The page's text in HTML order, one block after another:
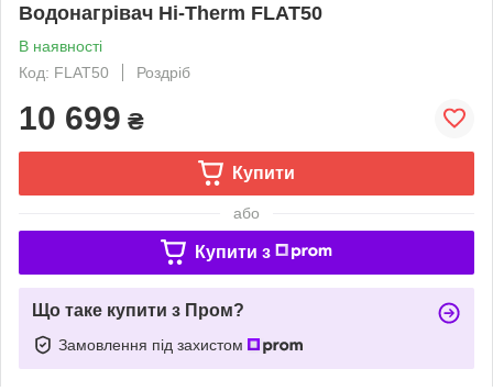
Водонагрівач Hi-Therm FLAT50
В наявності
Код: FLAT50
Роздріб
10 699 ₴
Купити
або
Купити з
Що таке купити з Пром?
Замовлення під захистом